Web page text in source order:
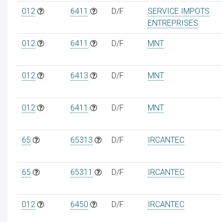
012 6411 D/F
SERVICE IMPOTS
ENTREPRISES
012 6411 D/F MNT
012 6413 D/F MNT
012 6411 D/F MNT
65 65313 D/F IRCANTEC
65 65311 D/F IRCANTEC
012 6450 D/F IRCANTEC